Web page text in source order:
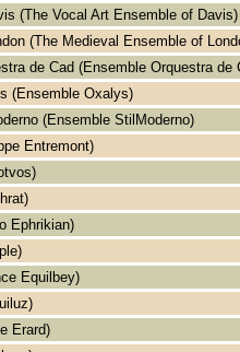
(The Vocal Art Ensemble of Davis)
(The Medieval Ensemble of
de Cad (Ensemble Orquestra de
(Ensemble Oxalys)
(Ensemble StilModerno)
Entremont)
Ephrikian)
Equilbey)
Erard)